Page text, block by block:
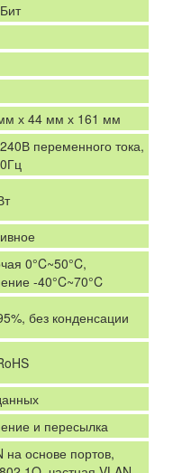
х 44 мм х 161 мм
переменного тока,
0°C~50°C,
-40°C~70°C
без конденсации
и пересылка
на основе портов,